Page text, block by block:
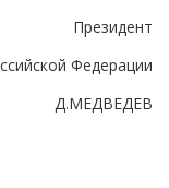
Президент
Федерации
Д.МЕДВЕДЕВ